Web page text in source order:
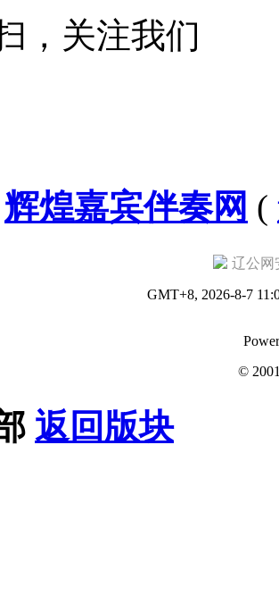
，关注我们
辉煌嘉宾伴奏网 (
辽公网
GMT+8, 2026-8-7
©
返回版块